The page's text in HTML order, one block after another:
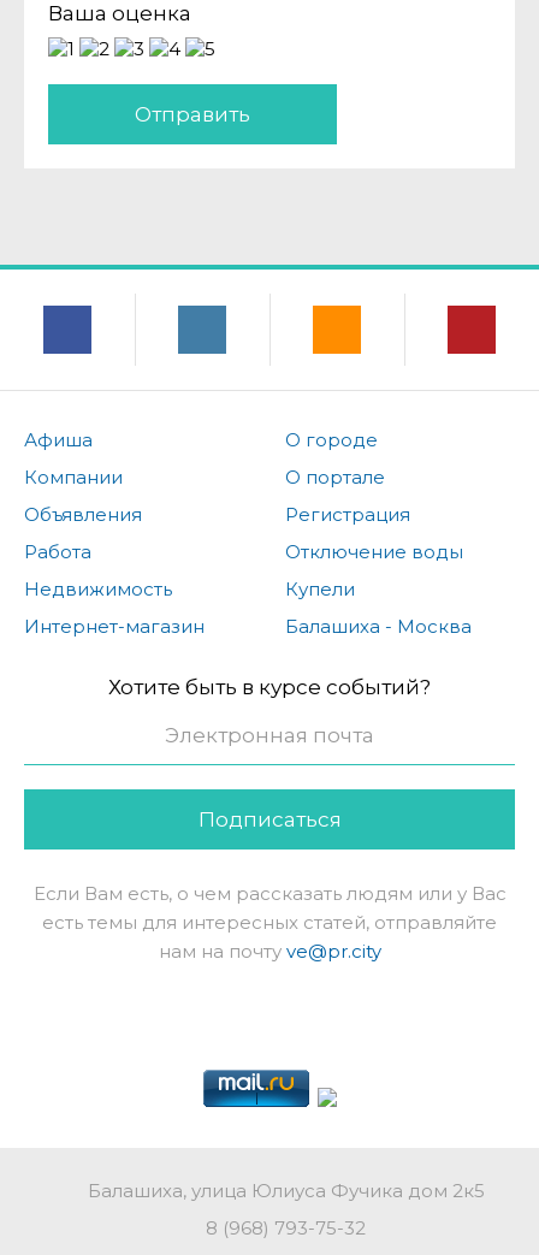
Ваша оценка
Отправить
Афиша
Компании
Объявления
Работа
Недвижимость
Интернет-магазин
О городе
О портале
Регистрация
Отключение воды
Купели
Балашиха - Москва
Хотите быть в курсе событий?
Подписаться
Если Вам есть, о чем рассказать людям или у Вас
есть темы для интересных статей, отправляйте
нам на почту ve@pr.city
Балашиха, улица Юлиуса Фучика дом 2к5
8 (968) 793-75-32